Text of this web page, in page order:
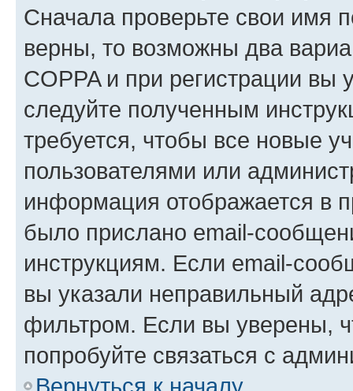
Сначала проверьте свои имя
верны, то возможны два
COPPA и при регистрации вы
следуйте полученным
требуется, чтобы все новые
пользователями или
информация отображается в
было прислано email-
инструкциям. Если email-
вы указали неправильный
фильтром. Если вы уверены,
попробуйте связаться с
Вернуться к началу